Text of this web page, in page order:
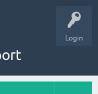
Login